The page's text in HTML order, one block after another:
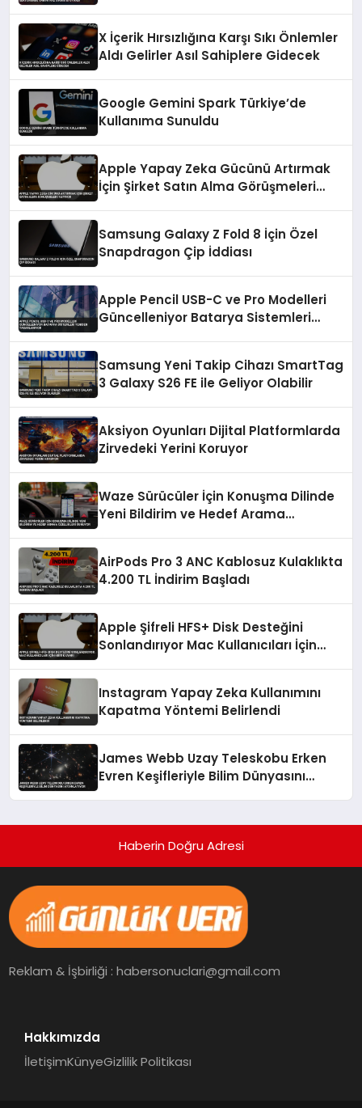
X İçerik Hırsızlığına Karşı Sıkı Önlemler
Aldı Gelirler Asıl Sahiplere Gidecek
Google Gemini Spark Türkiye’de
Kullanıma Sunuldu
Apple Yapay Zeka Gücünü Artırmak
İçin Şirket Satın Alma Görüşmeleri
Samsung Galaxy Z Fold 8 İçin Özel
Snapdragon Çip İddiası
Apple Pencil USB-C ve Pro Modelleri
Güncelleniyor Batarya Sistemleri
Samsung Yeni Takip Cihazı SmartTag
3 Galaxy S26 FE ile Geliyor Olabilir
Aksiyon Oyunları Dijital Platformlarda
Zirvedeki Yerini Koruyor
Waze Sürücüler İçin Konuşma Dilinde
Yeni Bildirim ve Hedef Arama
AirPods Pro 3 ANC Kablosuz Kulaklıkta
4.200 TL İndirim Başladı
Apple Şifreli HFS+ Disk Desteğini
Sonlandırıyor Mac Kullanıcıları İçin
Instagram Yapay Zeka Kullanımını
Kapatma Yöntemi Belirlendi
James Webb Uzay Teleskobu Erken
Evren Keşifleriyle Bilim Dünyasını
Haberin Doğru Adresi
Reklam & İşbirliği : habersonuclari@gmail.com
Hakkımızda
İletişimKünyeGizlilik Politikası